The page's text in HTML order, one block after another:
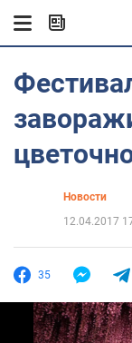
Новости
12.04.2017
35